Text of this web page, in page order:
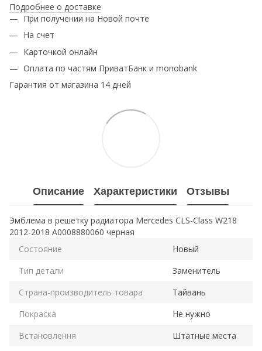
Подробнее о доставке
При получении на Новой почте
На счет
Карточкой онлайн
Оплата по частям ПриватБанк и monobank
Гарантия от магазина 14 дней
Описание Характеристики Отзывы
Эмблема в решетку радиатора Mercedes CLS-Class W218
2012-2018 A0008880060 черная
Состояние
Новый
Тип детали
Заменитель
Страна-производитель товара
Тайвань
Покраска
Не нужно
Встановлення
Штатные места